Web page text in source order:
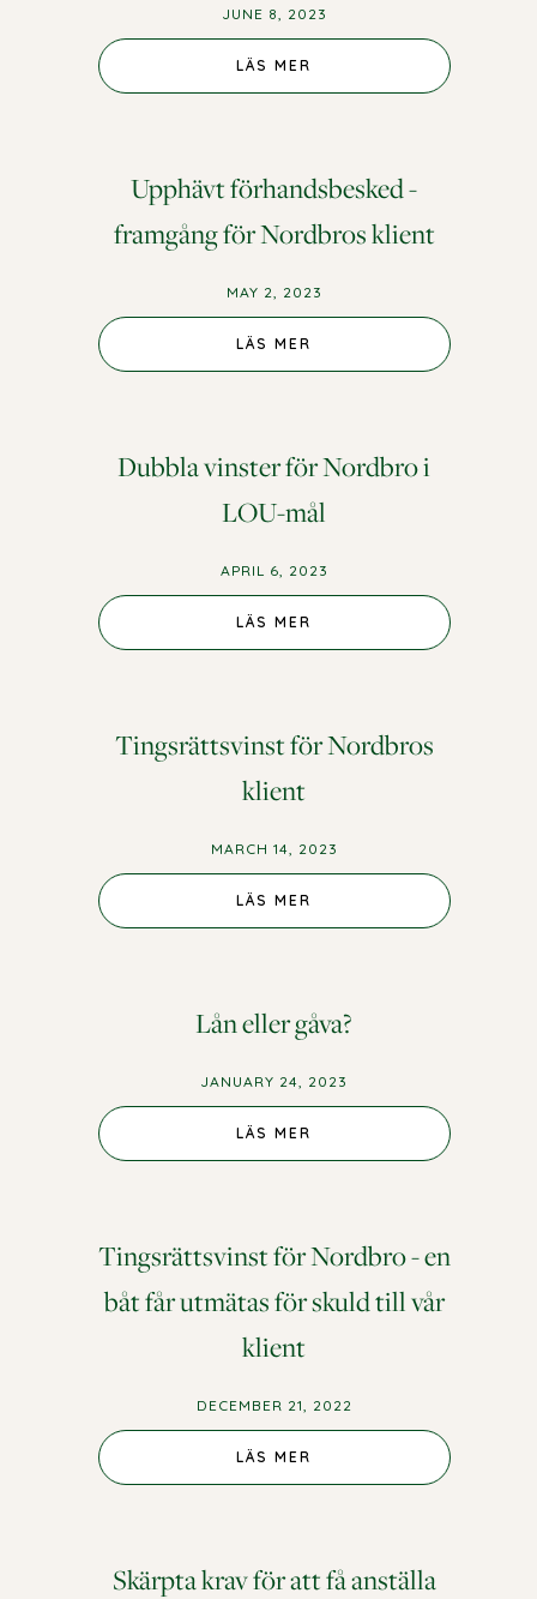
JUNE 8, 2023
LÄS MER
Upphävt förhandsbesked -
framgång för Nordbros klient
MAY 2, 2023
LÄS MER
Dubbla vinster för Nordbro i
LOU-mål
APRIL 6, 2023
LÄS MER
Tingsrättsvinst för Nordbros
klient
MARCH 14, 2023
LÄS MER
Lån eller gåva?
JANUARY 24, 2023
LÄS MER
Tingsrättsvinst för Nordbro - en
båt får utmätas för skuld till vår
klient
DECEMBER 21, 2022
LÄS MER
Skärpta krav för att få anställa